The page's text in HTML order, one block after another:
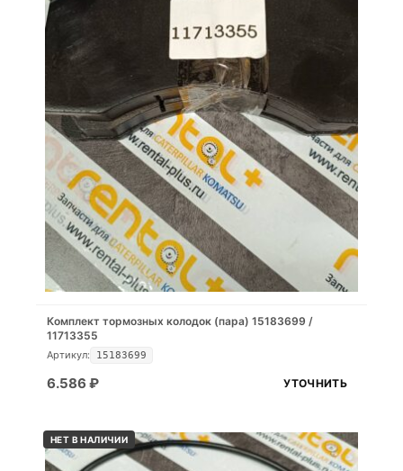
Комплект тормозных колодок (пара) 15183699 /
11713355
Артикул: 15183699
6.586 ₽ УТОЧНИТЬ
НЕТ В НАЛИЧИИ